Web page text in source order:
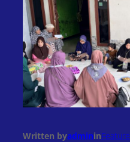
Written byadmininFeature